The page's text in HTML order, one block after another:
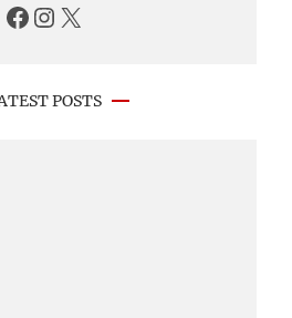
Facebook Instagram X
POSTS